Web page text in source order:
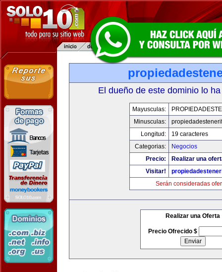
El dueño de este dominio lo
Mayusculas:
Minusculas:
Longitud:
19 caracteres
Categorias:
Negocios
Precio:
Realizar una
Visitar!
Serán consideradas
Realizar una Oferta
Precio Ofrecido $